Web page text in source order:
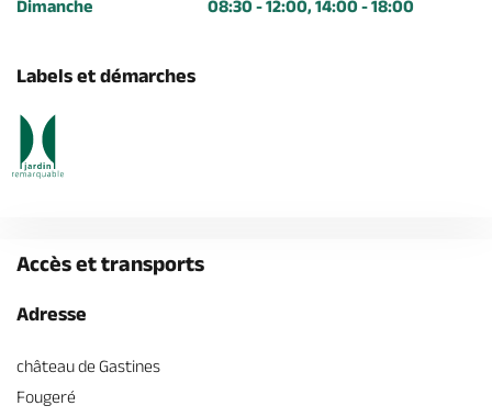
Dimanche 08:30 - 12:00, 14:00 - 18:00
Labels et démarches
Accès et transports
Adresse
château de Gastines
Fougeré